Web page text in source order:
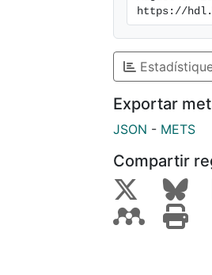
https://
Exportar
JSON - METS
Compartir